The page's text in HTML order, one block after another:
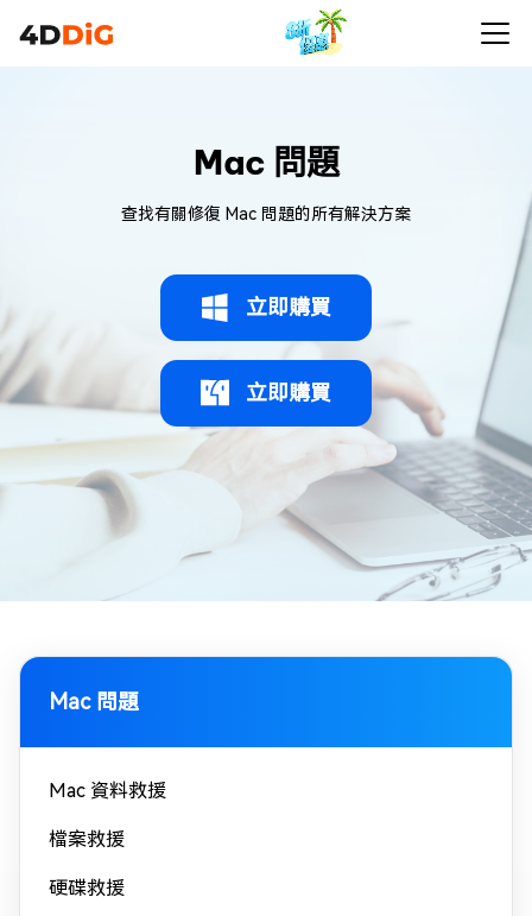
Mac 問題
查找有關修復 Mac 問題的所有解決方案
立即購買
立即購買
Mac 問題
Mac 資料救援
檔案救援
硬碟救援